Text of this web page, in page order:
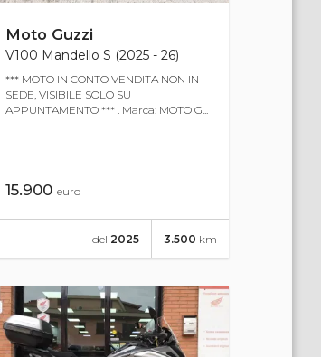
Moto Guzzi
V100 Mandello S (2025 - 26)
*** MOTO IN CONTO VENDITA NON IN
SEDE, VISIBILE SOLO SU
APPUNTAMENTO *** . Marca: MOTO G...
15.900euro
3.500 km
del 2025